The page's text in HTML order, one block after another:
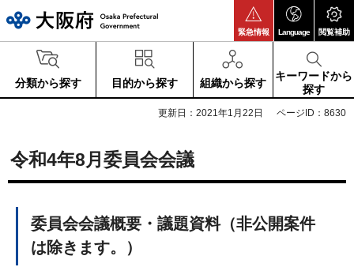
緊急情報 Language 閲覧補助
分類から探す 目的から探す 組織から探す
キーワードから
探す
更新日：2021年1月22日 ページID：8630
令和4年8月委員会会議
委員会会議概要・議題資料（非公開案件
は除きます。）